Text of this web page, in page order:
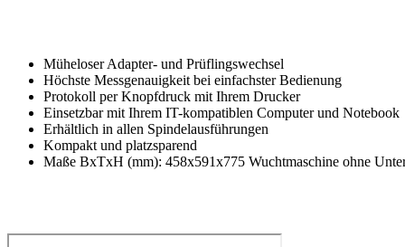
Müheloser Adapter- und Prüflingswechsel
Höchste Messgenauigkeit bei einfachster Bedienung
Protokoll per Knopfdruck mit Ihrem Drucker
Einsetzbar mit Ihrem IT-kompatiblen Computer und Notebook
Erhältlich in allen Spindelausführungen
Kompakt und platzsparend
Maße BxTxH (mm): 458x591x775 Wuchtmaschine ohne